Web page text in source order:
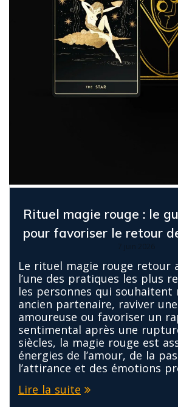
Rituel magie rouge : le
pour favoriser le retour
Le rituel magie rouge retour
l’une des pratiques les plus
les personnes qui
ancien partenaire, raviver
amoureuse ou favoriser un
sentimental après une
siècles, la magie rouge est
énergies de l’amour, de la
l’attirance et des émotions
Lire la suite